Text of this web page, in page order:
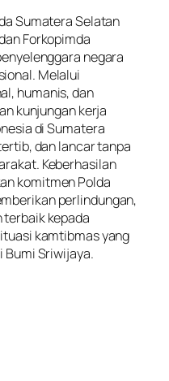
Sumatera Selatan
Forkopimda
negara
Melalui
humanis, dan
kunjungan kerja
di Sumatera
dan lancar tanpa
Keberhasilan
komitmen Polda
perlindungan,
terbaik kepada
kamtibmas yang
Bumi Sriwijaya.